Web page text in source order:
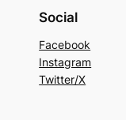
Social
Facebook
Instagram
Twitter/X